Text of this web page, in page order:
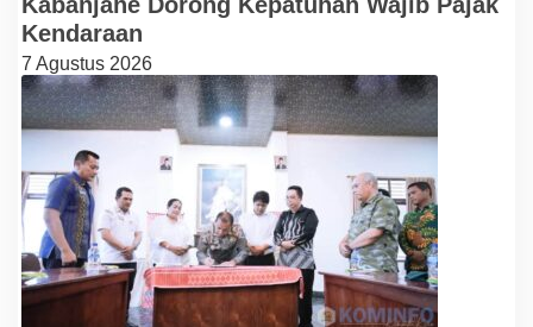
Kendaraan
7 Agustus 2026